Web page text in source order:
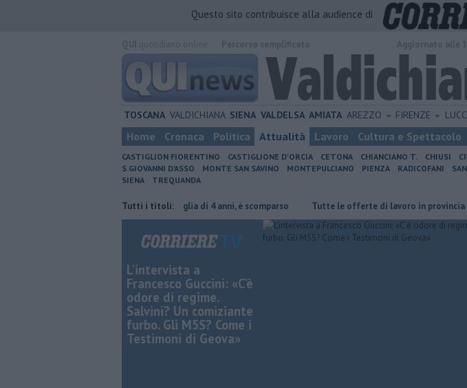
Questo sito contribuisce alla audience di
TOSCANA VALDICHIANA SIENA VALDELSA AMIATA AREZZO FIRENZE
Home Cronaca Politica Attualità Lavoro Cultura e Spettacolo
CASTIGLION FIORENTINO CASTIGLIONE D'ORCIA CETONA CHIANCIANO T. CHIUSI
S.GIOVANNI D'ASSO
MONTE SAN SAVINO MONTEPULCIANO PIENZA RADICOFANI
SIENA
TREQUANDA
Tutti i titoli:
Uccise la figlia di 4 anni, è scomparso ​Tutte le offerte di lavoro in provincia di
L'intervista a
Francesco Guccini: «C’è
odore di regime.
Salvini? Un comiziante
furbo. Gli M5S? Come i
Testimoni di Geova»